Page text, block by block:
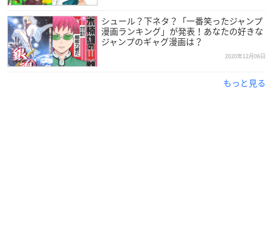
シュール？下ネタ？「一番笑ったジャンプ
漫画ランキング」が発表！あなたの好きな
ジャンプのギャグ漫画は？
2020年12月06日
もっと見る